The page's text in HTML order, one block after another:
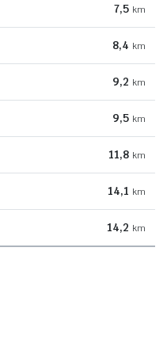
7,5 km
8,4 km
9,2 km
9,5 km
11,8 km
14,1 km
14,2 km